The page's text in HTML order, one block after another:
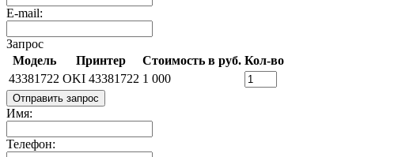
E-mail:
Запрос
Модель
Принтер Стоимость в руб. Кол-во
43381722 OKI 43381722 1 000
Отправить запрос
Имя:
Телефон: